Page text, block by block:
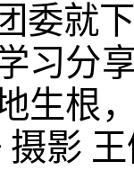
委就
习分
生根
摄影